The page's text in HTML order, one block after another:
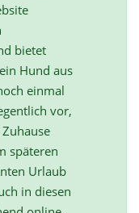
bietet
Hund aus
einmal
vor,
späteren
Urlaub
in diesen